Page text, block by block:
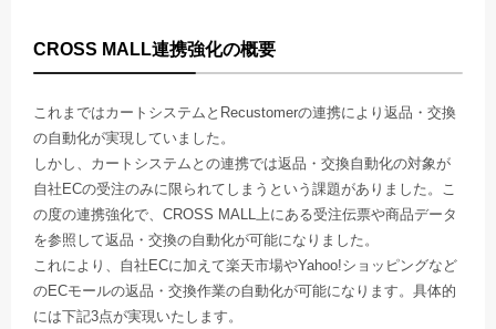
CROSS MALL連携強化の概要
これまではカートシステムとRecustomerの連携により返品・交換
の自動化が実現していました。
しかし、カートシステムとの連携では返品・交換自動化の対象が
自社ECの受注のみに限られてしまうという課題がありました。こ
の度の連携強化で、CROSS MALL上にある受注伝票や商品データ
を参照して返品・交換の自動化が可能になりました。
これにより、自社ECに加えて楽天市場やYahoo!ショッピングなど
のECモールの返品・交換作業の自動化が可能になります。具体的
には下記3点が実現いたします。